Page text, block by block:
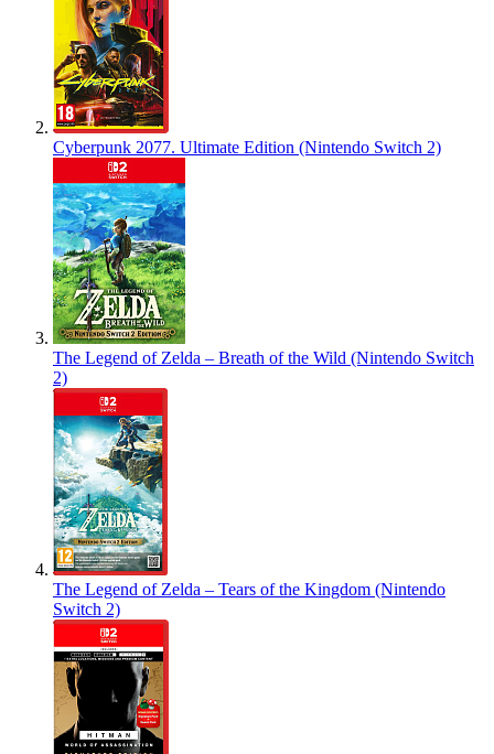
Cyberpunk 2077. Ultimate Edition (Nintendo Switch 2)
The Legend of Zelda – Breath of the Wild (Nintendo Switch
2)
The Legend of Zelda – Tears of the Kingdom (Nintendo
Switch 2)